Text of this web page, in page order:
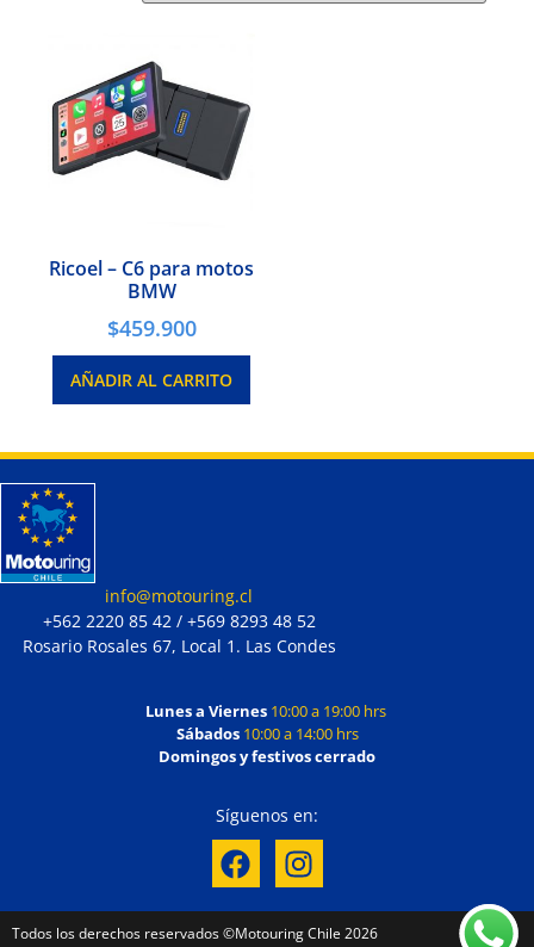
Ricoel – C6 para motos
BMW
$459.900
AÑADIR AL CARRITO
info@motouring.cl
+562 2220 85 42 / +569 8293 48 52
Rosario Rosales 67, Local 1. Las Condes
Lunes a Viernes 10:00 a 19:00 hrs
Sábados 10:00 a 14:00 hrs
Domingos y festivos cerrado
Síguenos en:
Todos los derechos reservados ©Motouring Chile 2026